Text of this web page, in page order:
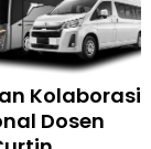
Kolaborasi
Dosen